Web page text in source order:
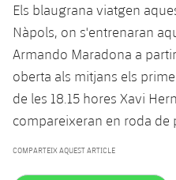
Fotos
Palmarès
Història
Aleví
Calendari
Entrades
Classificació
Actualitat
Calendari
Resultats
Jugadors
Base
Actualitat
Barça C
Junior
Campus Estiu
Els blaugrana viatgen
Nàpols, on s'entrenaran
Armando Maradona a
oberta als mitjans els
de les 18.15 hores Xavi
compareixeran en roda de
COMPARTEIX AQUEST ARTICLE